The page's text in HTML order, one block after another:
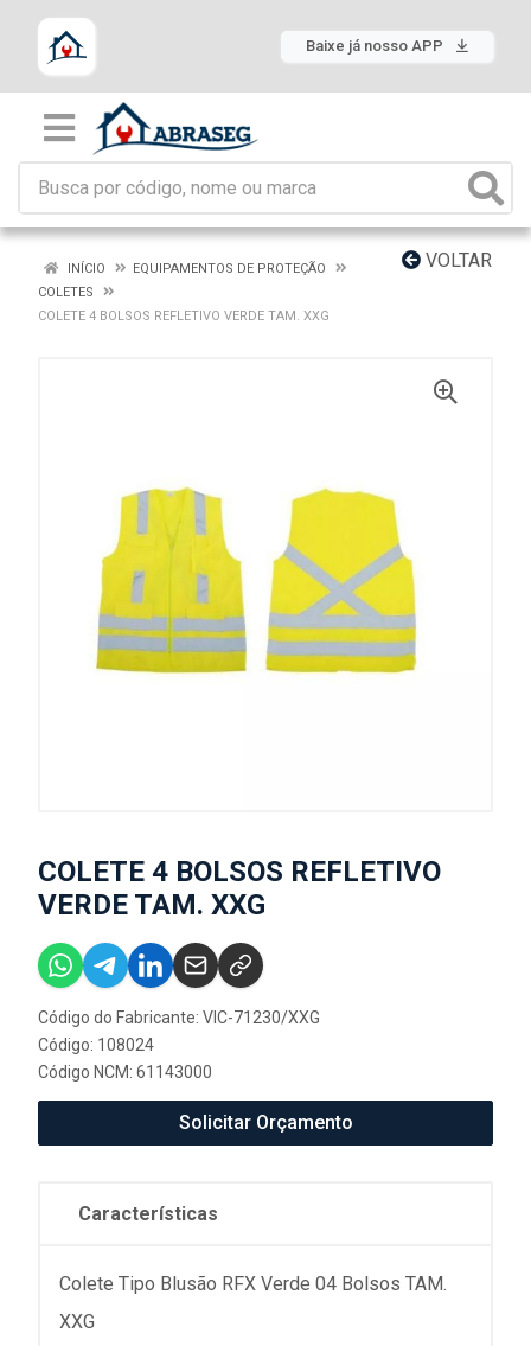
Baixe já nosso APP
VOLTAR
INÍCIO
EQUIPAMENTOS DE PROTEÇÃO
COLETES
COLETE 4 BOLSOS REFLETIVO VERDE TAM. XXG
COLETE 4 BOLSOS REFLETIVO
VERDE TAM. XXG
Código do Fabricante: VIC-71230/XXG
Código: 108024
Código NCM: 61143000
Solicitar Orçamento
Características
Colete Tipo Blusão RFX Verde 04 Bolsos TAM.
XXG